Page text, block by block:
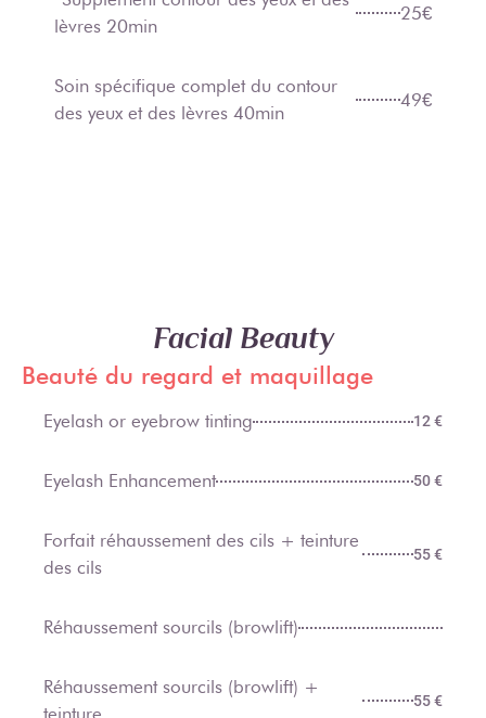
lèvres 20min
25€
Soin spécifique complet du contour
des yeux et des lèvres 40min
49€
Facial Beauty
Beauté du regard et maquillage
Eyelash or eyebrow tinting 12 €
Eyelash Enhancement 50 €
Forfait réhaussement des cils + teinture
des cils
55 €
Réhaussement sourcils (browlift)
Réhaussement sourcils (browlift) +
teinture
55 €